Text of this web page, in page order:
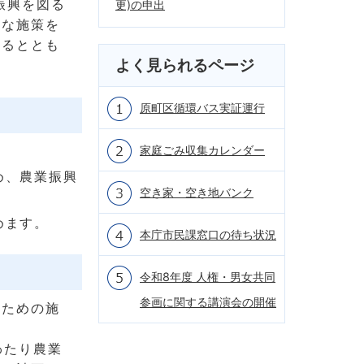
興を図る
施策を
ととも
農業振興
す。
めの施
り農業
更)の申出
よく見られるページ
原町区循環バス実証運行
家庭ごみ収集カレンダー
空き家・空き地バンク
本庁市民課窓口の待ち状況
令和8年度 人権・男女共同
参画に関する講演会の開催